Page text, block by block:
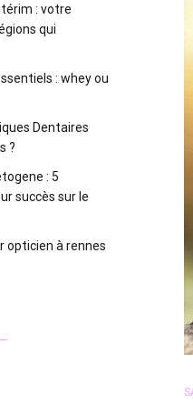
: votre
qui
: whey ou
Dentaires
?
: 5
succès sur le
opticien à rennes